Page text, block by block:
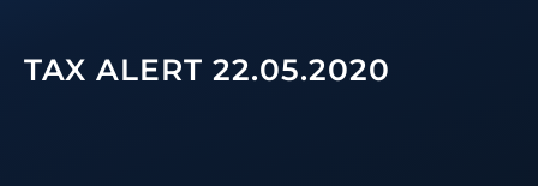
TAX ALERT 22.05.2020